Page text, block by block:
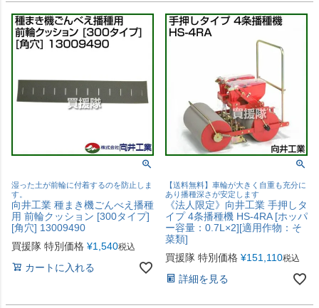
湿った土が前輪に付着するのを防止しま
す。
向井工業 種まき機ごんべえ播種
用 前輪クッション [300タイプ]
[角穴] 13009490
買援隊 特別価格 ¥1,540税込
カートに入れる
【送料無料】車輪が大きく自重も充分に
あり播種深さが安定します
《法人限定》向井工業 手押しタ
イプ 4条播種機 HS-4RA [ホッパ
ー容量：0.7L×2][適用作物：そ
菜類]
買援隊 特別価格 ¥151,110税込
詳細を見る